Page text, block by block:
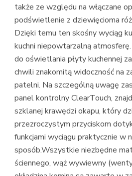
także ze względu na włączane
podświetlenie z dziewięcioma
Dzięki temu ten skośny wyciąg
kuchni niepowtarzalną
do oświetlania płyty kuchennej
chwili znakomitą widoczność na
patelni. Na szczególną uwagę
panel kontrolny ClearTouch,
szklanej krawędzi okapu, który
przezroczystym przyciskom
funkcjami wyciągu praktycznie w
sposób.Wszystkie niezbędne
ściennego, wąż wywiewny